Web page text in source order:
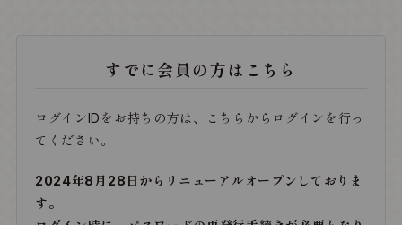
すでに会員の方はこちら
ログインIDをお持ちの方は、こちらからログインを行っ
てください。
2024年8月28日からリニューアルオープンしておりま
す。